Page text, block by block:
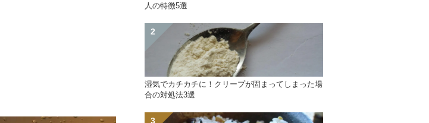
人の特徴5選
湿気でカチカチに！クリープが固まってしまった場
合の対処法3選